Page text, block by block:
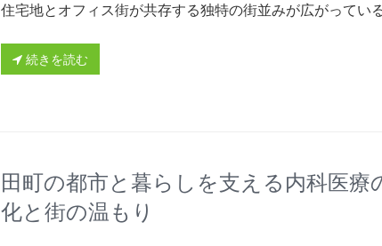
住宅地とオフィス街が共存する独特の街並みが広がっている
続きを読む
田町の都市と暮らしを支える内科医療
化と街の温もり